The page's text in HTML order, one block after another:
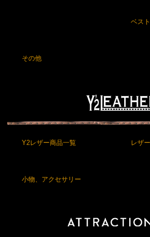
ベスト
その他
Y2レザー商品一覧 レザ
小物、アクセサリー